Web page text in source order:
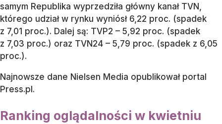
samym Republika wyprzedziła główny kanał TVN,
którego udział w rynku wyniósł 6,22 proc. (spadek
z 7,01 proc.). Dalej są: TVP2 – 5,92 proc. (spadek
z 7,03 proc.) oraz TVN24 – 5,79 proc. (spadek z 6,05
proc.).
Najnowsze dane Nielsen Media opublikował portal
Press.pl.
Ranking oglądalności w kwietniu